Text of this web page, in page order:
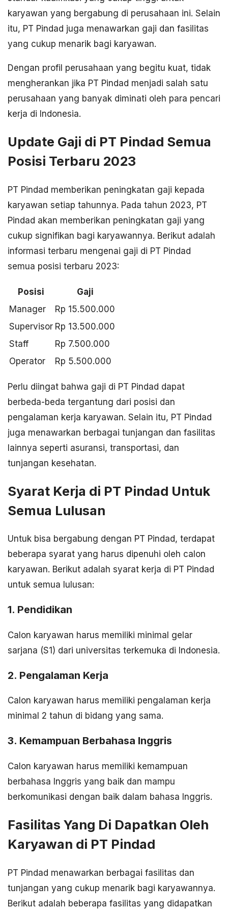
karyawan yang bergabung di perusahaan ini. Selain
itu, PT Pindad juga menawarkan gaji dan fasilitas
yang cukup menarik bagi karyawan.
Dengan profil perusahaan yang begitu kuat, tidak
mengherankan jika PT Pindad menjadi salah satu
perusahaan yang banyak diminati oleh para pencari
kerja di Indonesia.
Update Gaji di PT Pindad Semua
Posisi Terbaru 2023
PT Pindad memberikan peningkatan gaji kepada
karyawan setiap tahunnya. Pada tahun 2023, PT
Pindad akan memberikan peningkatan gaji yang
cukup signifikan bagi karyawannya. Berikut adalah
informasi terbaru mengenai gaji di PT Pindad
semua posisi terbaru 2023:
Posisi
Gaji
Manager
Rp 15.500.000
Supervisor Rp 13.500.000
Staff
Rp 7.500.000
Operator
Rp 5.500.000
Perlu diingat bahwa gaji di PT Pindad dapat
berbeda-beda tergantung dari posisi dan
pengalaman kerja karyawan. Selain itu, PT Pindad
juga menawarkan berbagai tunjangan dan fasilitas
lainnya seperti asuransi, transportasi, dan
tunjangan kesehatan.
Syarat Kerja di PT Pindad Untuk
Semua Lulusan
Untuk bisa bergabung dengan PT Pindad, terdapat
beberapa syarat yang harus dipenuhi oleh calon
karyawan. Berikut adalah syarat kerja di PT Pindad
untuk semua lulusan:
1. Pendidikan
Calon karyawan harus memiliki minimal gelar
sarjana (S1) dari universitas terkemuka di Indonesia.
2. Pengalaman Kerja
Calon karyawan harus memiliki pengalaman kerja
minimal 2 tahun di bidang yang sama.
3. Kemampuan Berbahasa Inggris
Calon karyawan harus memiliki kemampuan
berbahasa Inggris yang baik dan mampu
berkomunikasi dengan baik dalam bahasa Inggris.
Fasilitas Yang Di Dapatkan Oleh
Karyawan di PT Pindad
PT Pindad menawarkan berbagai fasilitas dan
tunjangan yang cukup menarik bagi karyawannya.
Berikut adalah beberapa fasilitas yang didapatkan